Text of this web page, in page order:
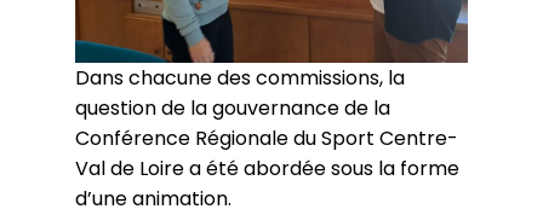
Dans chacune des commissions, la
question de la gouvernance de la
Conférence Régionale du Sport Centre-
Val de Loire a été abordée sous la forme
d’une animation.